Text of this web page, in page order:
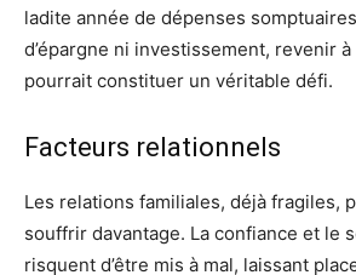
ladite année de dépenses
d’épargne ni investissement, revenir
pourrait constituer un véritable défi.
Facteurs relationnels
Les relations familiales, déjà fragiles,
souffrir davantage. La confiance et le
risquent d’être mis à mal, laissant